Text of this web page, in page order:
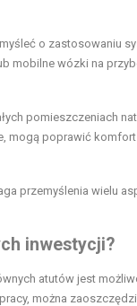
o zastosowaniu
mobilne wózki na
pomieszczeniach
poprawić
przemyślenia wielu
inwestycji?
atutów jest
można